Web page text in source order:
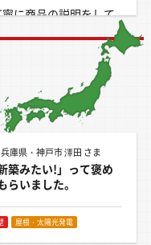
に商品の説明をして
細かくしてくれて、
た何かあったときは
分かりやすく、安心
ました。工事に関し
足しています。今後
します。
兵庫県・神戸市 澤田 さま
新築みたい!」って褒め
らいました。
屋根・太陽光発電